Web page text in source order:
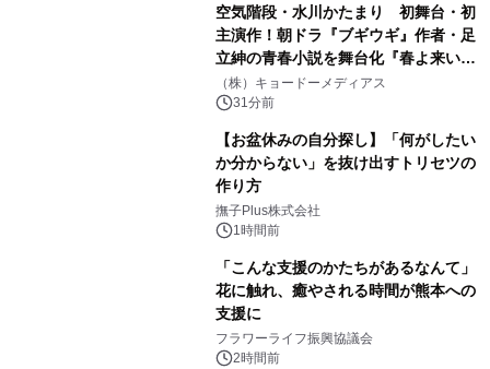
空気階段・水川かたまり 初舞台・初
主演作！朝ドラ『ブギウギ』作者・足
立紳の青春小説を舞台化『春よ来い、
マジで来い』キービジュアル解禁！
（株）キョードーメディアス
31分前
【お盆休みの自分探し】「何がしたい
か分からない」を抜け出すトリセツの
作り方
撫子Plus株式会社
1時間前
「こんな支援のかたちがあるなんて」
花に触れ、癒やされる時間が熊本への
支援に
フラワーライフ振興協議会
2時間前